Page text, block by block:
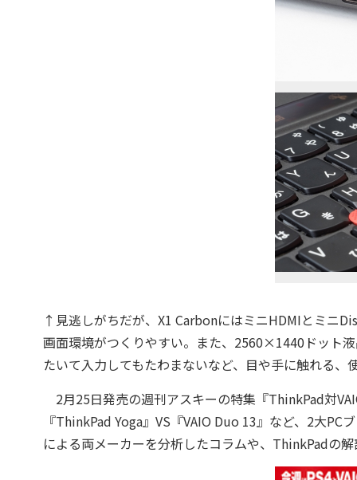
↑見逃しがちだが、X1 CarbonにはミニHDMIとミニ
画面環境がつくりやすい。また、2560×1440ドット
たいて入力してもたわまないなど、目や手に触れる、
2月25日発売の週刊アスキーの特集『ThinkPad対
『ThinkPad Yoga』VS『VAIO Duo 13』など、2大
による両メーカーを分析したコラムや、ThinkPadの